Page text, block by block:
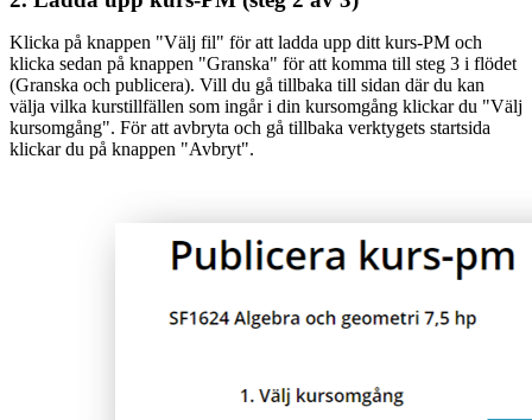
Klicka på knappen "Välj fil" för att ladda upp ditt kurs-PM och
klicka sedan på knappen "Granska" för att komma till steg 3 i flödet
(Granska och publicera). Vill du gå tillbaka till sidan där du kan
välja vilka kurstillfällen som ingår i din kursomgång klickar du "Välj
kursomgång". För att avbryta och gå tillbaka verktygets startsida
klickar du på knappen "Avbryt".